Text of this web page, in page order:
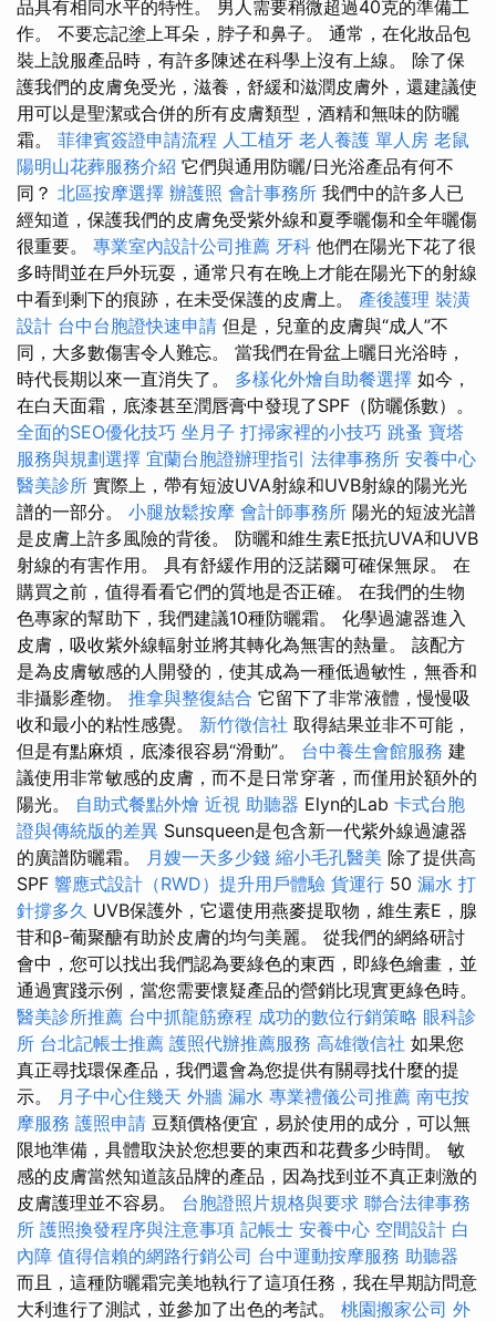
品具有相同水平的特性。 男人需要稍微超過40克的準備工
作。 不要忘記塗上耳朵，脖子和鼻子。 通常，在化妝品包
裝上說服產品時，有許多陳述在科學上沒有上線。 除了保
護我們的皮膚免受光，滋養，舒緩和滋潤皮膚外，還建議使
用可以是聖潔或合併的所有皮膚類型，酒精和無味的防曬
霜。 菲律賓簽證申請流程 人工植牙 老人養護 單人房 老鼠
陽明山花葬服務介紹 它們與通用防曬/日光浴產品有何不
同？ 北區按摩選擇 辦護照 會計事務所 我們中的許多人已
經知道，保護我們的皮膚免受紫外線和夏季曬傷和全年曬傷
很重要。 專業室內設計公司推薦 牙科 他們在陽光下花了很
多時間並在戶外玩耍，通常只有在晚上才能在陽光下的射線
中看到剩下的痕跡，在未受保護的皮膚上。 產後護理 裝潢
設計 台中台胞證快速申請 但是，兒童的皮膚與“成人”不
同，大多數傷害令人難忘。 當我們在骨盆上曬日光浴時，
時代長期以來一直消失了。 多樣化外燴自助餐選擇 如今，
在白天面霜，底漆甚至潤唇膏中發現了SPF（防曬係數）。
全面的SEO優化技巧 坐月子 打掃家裡的小技巧 跳蚤 寶塔
服務與規劃選擇 宜蘭台胞證辦理指引 法律事務所 安養中心
醫美診所 實際上，帶有短波UVA射線和UVB射線的陽光光
譜的一部分。 小腿放鬆按摩 會計師事務所 陽光的短波光譜
是皮膚上許多風險的背後。 防曬和維生素E抵抗UVA和UVB
射線的有害作用。 具有舒緩作用的泛諾爾可確保無尿。 在
購買之前，值得看看它們的質地是否正確。 在我們的生物
色專家的幫助下，我們建議10種防曬霜。 化學過濾器進入
皮膚，吸收紫外線輻射並將其轉化為無害的熱量。 該配方
是為皮膚敏感的人開發的，使其成為一種低過敏性，無香和
非攝影產物。 推拿與整復結合 它留下了非常液體，慢慢吸
收和最小的粘性感覺。 新竹徵信社 取得結果並非不可能，
但是有點麻煩，底漆很容易“滑動”。 台中養生會館服務 建
議使用非常敏感的皮膚，而不是日常穿著，而僅用於額外的
陽光。 自助式餐點外燴 近視 助聽器 Elyn的Lab 卡式台胞
證與傳統版的差異 Sunsqueen是包含新一代紫外線過濾器
的廣譜防曬霜。
月嫂一天多少錢 縮小毛孔醫美 除了提供高
SPF 響應式設計（RWD）提升用戶體驗 貨運行 50 漏水 打
針撐多久 UVB保護外，它還使用燕麥提取物，維生素E，腺
苷和β-葡聚醣有助於皮膚的均勻美麗。 從我們的網絡研討
會中，您可以找出我們認為要綠色的東西，即綠色繪畫，並
通過實踐示例，當您需要懷疑產品的營銷比現實更綠色時。
醫美診所推薦 台中抓龍筋療程 成功的數位行銷策略 眼科診
所 台北記帳士推薦 護照代辦推薦服務 高雄徵信社 如果您
真正尋找環保產品，我們還會為您提供有關尋找什麼的提
示。
月子中心住幾天 外牆 漏水 專業禮儀公司推薦 南屯按
摩服務 護照申請 豆類價格便宜，易於使用的成分，可以無
限地準備，具體取決於您想要的東西和花費多少時間。 敏
感的皮膚當然知道該品牌的產品，因為找到並不真正刺激的
皮膚護理並不容易。 台胞證照片規格與要求 聯合法律事務
所 護照換發程序與注意事項 記帳士 安養中心 空間設計 白
內障 值得信賴的網路行銷公司 台中運動按摩服務 助聽器
而且，這種防曬霜完美地執行了這項任務，我在早期訪問意
大利進行了測試，並參加了出色的考試。 桃園搬家公司 外